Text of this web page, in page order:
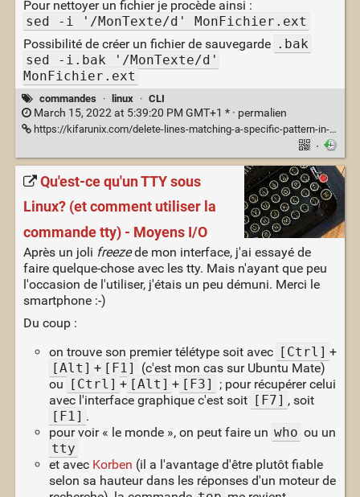
Pour nettoyer un fichier je procède ainsi :
sed -i '/MonTexte/d' MonFichier.ext
Possibilité de créer un fichier de sauvegarde .bak
sed -i.bak '/MonTexte/d'
MonFichier.ext
commandes · linux · CLI
March 15, 2022 at 5:39:20 PM GMT+1 * · permalien
https://kifarunix.com/delete-lines-matching-a-specific-pattern-in-a-file-using-sed/
·
Qu'est-ce qu'un TTY sous
Linux? (et comment utiliser la
commande tty) - Moyens I/O
Après un joli freezede mon interface, j'ai essayé de
faire quelque-chose avec les tty. Mais n'ayant que peu
l'occasion de l'utiliser, j'étais un peu démuni. Merci le
smartphone :-)
Du coup :
on trouve son premier télétype soit avec [Ctrl] +
[Alt] + [F1]
(c'est mon cas sur Ubuntu Mate)
ou [Ctrl] + [Alt] + [F3]
; pour récupérer celui
avec l'interface graphique c'est soit [F7] , soit
[F1] .
pour voir « le monde », on peut faire un who ou un
tty
et avec Korben (il a l'avantage d'être plutôt fiable
selon sa hauteur dans les réponses d'un moteur de